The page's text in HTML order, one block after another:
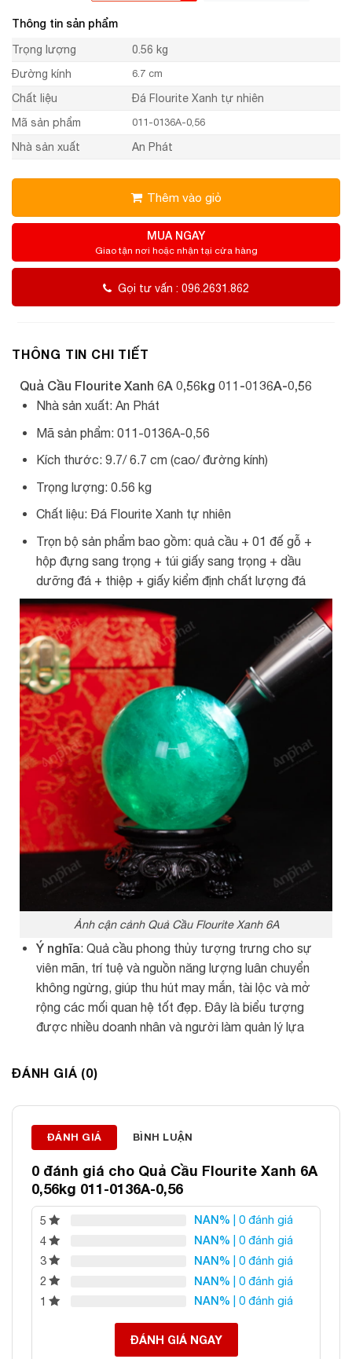
Thông tin sản phẩm
Trọng lượng
0.56 kg
Đường kính
6.7 cm
Chất liệu
Đá Flourite Xanh tự nhiên
Mã sản phẩm
011-0136A-0,56
Nhà sản xuất An Phát
Thêm vào giỏ
MUA NGAY
Giao tận nơi hoặc nhận tại cửa hàng
Gọi tư vấn : 096.2631.862
THÔNG TIN CHI TIẾT
Quả Cầu Flourite Xanh 6A 0,56kg 011-0136A-0,56
Nhà sản xuất: An Phát
Mã sản phẩm: 011-0136A-0,56
Kích thước: 9.7/ 6.7 cm (cao/ đường kính)
Trọng lượng: 0.56 kg
Chất liệu: Đá Flourite Xanh tự nhiên
Trọn bộ sản phẩm bao gồm: quả cầu + 01 đế gỗ +
hộp đựng sang trọng + túi giấy sang trọng + dầu
dưỡng đá + thiệp + giấy kiểm định chất lượng đá
Ảnh cận cảnh Quả Cầu Flourite Xanh 6A
Ý nghĩa: Quả cầu phong thủy tượng trưng cho sự
viên mãn, trí tuệ và nguồn năng lượng luân chuyển
không ngừng, giúp thu hút may mắn, tài lộc và mở
rộng các mối quan hệ tốt đẹp. Đây là biểu tượng
được nhiều doanh nhân và người làm quản lý lựa
hanh thông.
sinh khí và tạo điểm nhấn sang trọng cho không gian.
Ưu tiên đặt ở vị trí sạch sẽ, cao ráo và phù hợp với
cung vị phong thủy của gia chủ để phát huy tối đa ý
nghĩa.
About
ĐÁNH GIÁ (0)
ĐÁNH GIÁ BÌNH LUẬN
0 đánh giá cho Quả Cầu Flourite Xanh 6A
0,56kg 011-0136A-0,56
5 NAN% | 0 đánh giá
4
NAN% | 0 đánh giá
3
NAN% | 0 đánh giá
2
NAN% | 0 đánh giá
1
NAN% | 0 đánh giá
ĐÁNH GIÁ NGAY